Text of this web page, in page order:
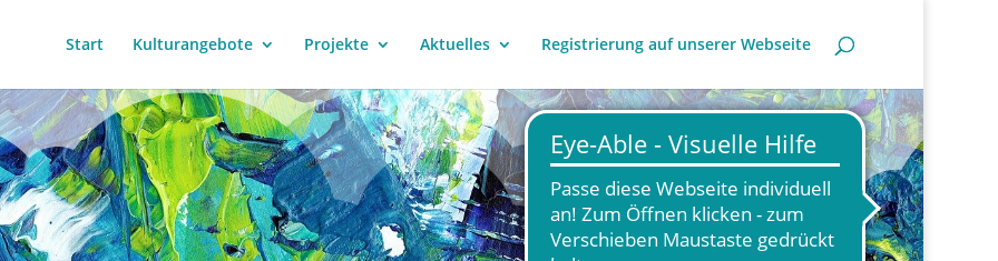
Start Kulturangebote Projekte Aktuelles Registrierung auf unserer Webseite